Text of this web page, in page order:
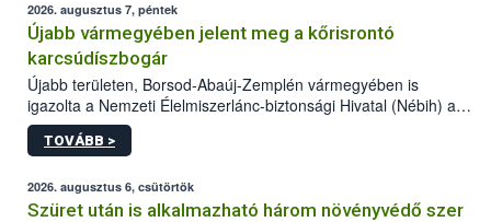
2026. augusztus 7, péntek
Újabb vármegyében jelent meg a kőrisrontó
karcsúdíszbogár
Újabb területen, Borsod-Abaúj-Zemplén vármegyében is
igazolta a Nemzeti Élelmiszerlánc-biztonsági Hivatal (Nébih) a
kőrisrontó karcsúdíszbogár (Agrilus planipennis) jelenlétét. A
kártevőt nem csak színcsapdában találták meg, de már fertőzött
az intenzív felderítést, emellett az intézkedéseket a szlovák
hatósággal is összehangolják a terjedés megállítása érdekében.
TOVÁBB >
2026. augusztus 6, csütörtök
Szüret után is alkalmazható három növényvédő szer